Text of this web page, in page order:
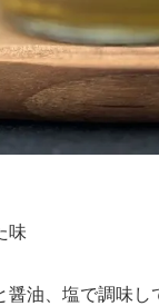
味
油、塩で調味し